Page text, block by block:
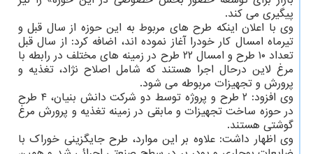
پیگیری می کند.
وی با اعلان اینکه طرح های مربوط به این حوزه از سال قبل و
تیرماه امسال کار خودرا آغاز نموده اند، اضافه کرد: از سال قبل
تعداد ۱۰ طرح و امسال ۲۲ طرح در زمینه های مختلف در رابطه با
مرغ لاین درحال اجرا هستند که شامل اصلاح نژاد، تغذیه و
پرورش و تجهیزات مربوطه می شود.
وی افزود: ۲ طرح و پروژه توسط دو شرکت دانش بنیان، ۴ طرح
در حوزه ساخت تجهیزات و مابقی در زمینه تغذیه و پرورش مرغ
گوشتی هستند.
وی اظهار داشت: علاوه بر این موارد، طرح جایگزینی خوراک با